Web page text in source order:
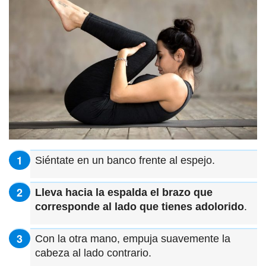
Siéntate en un banco frente al espejo.
Lleva hacia la espalda el brazo que
corresponde al lado que tienes adolorido.
Con la otra mano, empuja suavemente la
cabeza al lado contrario.